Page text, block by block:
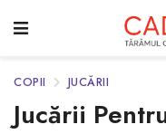
COPII JUCĂRII
Jucării